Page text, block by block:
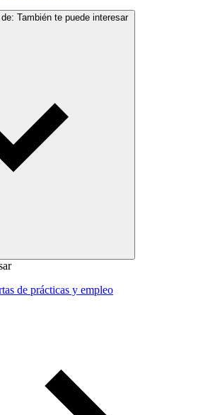
También te puede interesar
de prácticas y empleo